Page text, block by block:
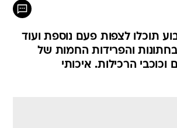
תוכלו לצפות פעם נוספת ועוד
והפרידות החמות של
הרכילות. איכותי